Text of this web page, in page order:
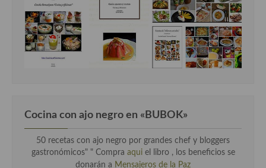
Cocina con ajo negro en «BUBOK»
50 recetas con ajo negro por grandes chef y bloggers
gastronómicos" " Compra aqui el libro , los beneficios se
donarán a Mensajeros de la Paz